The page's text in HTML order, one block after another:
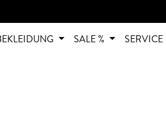
SALE % SERVICE